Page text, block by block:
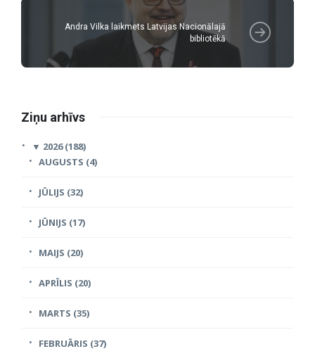
Andra Vilka laikmets Latvijas Nacionālajā
bibliotēkā
Ziņu arhīvs
▼ 2026 (188)
AUGUSTS (4)
JŪLIJS (32)
JŪNIJS (17)
MAIJS (20)
APRĪLIS (20)
MARTS (35)
FEBRUĀRIS (37)